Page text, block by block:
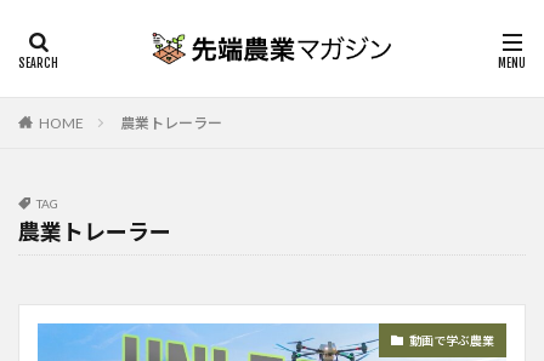
HOME 農業トレーラー
TAG
農業トレーラー
動画で学ぶ農業